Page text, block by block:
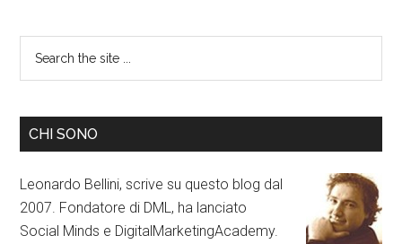
CHI SONO
Leonardo Bellini, scrive su questo blog dal
2007. Fondatore di DML, ha lanciato
Social Minds e DigitalMarketingAcademy.